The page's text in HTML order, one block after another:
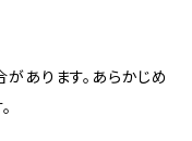
あります。あらかじめ